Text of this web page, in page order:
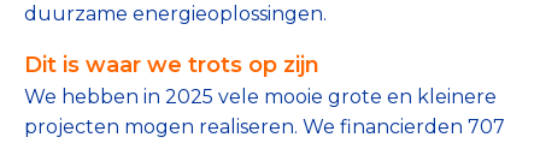
Collecterooster/wervingrooster
duurzame energieoplossingen.
Dit is waar we trots op zijn
We hebben in 2025 vele mooie grote en kleinere
projecten mogen realiseren. We financierden 707